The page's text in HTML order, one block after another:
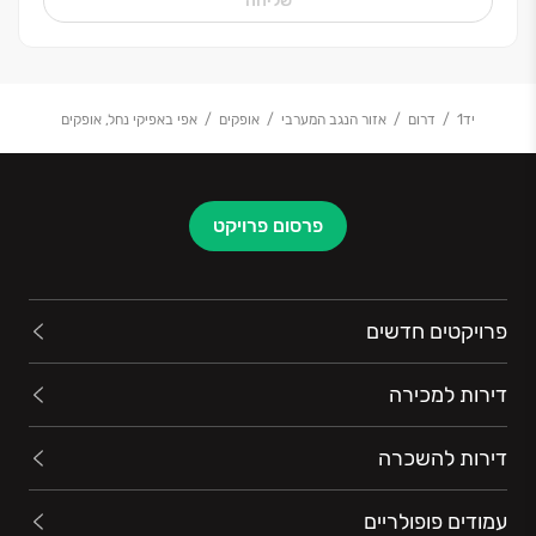
בראש שקט ובשותף שהולך איתכם יד ביד עד לקבלת
יד1 דרום אזור הנגב המערבי אופקים אפי באפיקי נחל, אופקים
פרסום פרויקט
פרויקטים חדשים
דירות למכירה
דירות להשכרה
עמודים פופולריים